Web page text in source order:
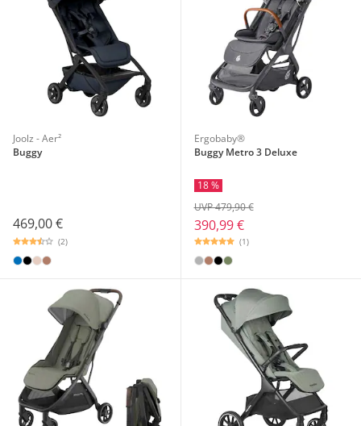
Joolz - Aer²
Buggy
469,00 €
(2)
Ergobaby®
Buggy Metro 3 Deluxe
18 %
390,99 €
UVP 479,90 €
(1)